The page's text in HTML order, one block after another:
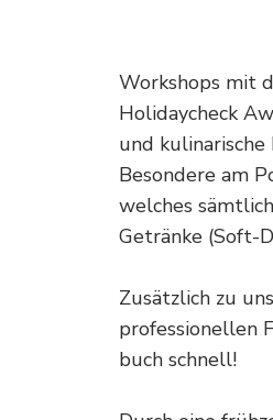
Workshops mit
Holidaycheck
und
Besondere am
welches
Getränke (Soft-
Zusätzlich zu
professionellen
buch schnell!